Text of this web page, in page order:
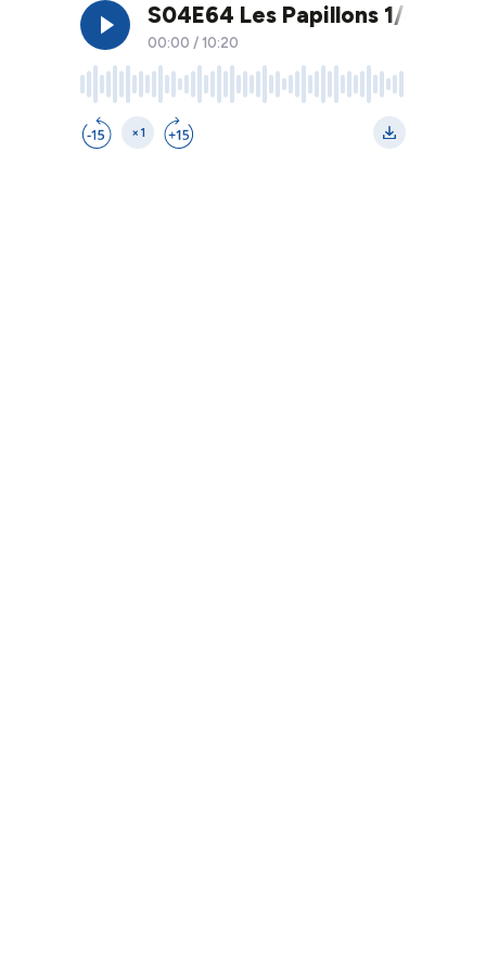
S04E64 Les Papillons 1/4,
00:00 / 10:20
×1